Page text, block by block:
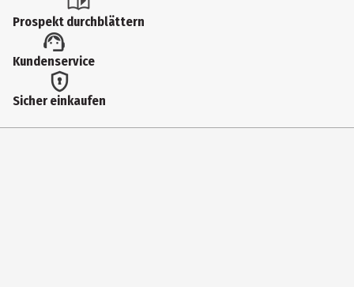
Prospekt durchblättern
Kundenservice
Sicher einkaufen